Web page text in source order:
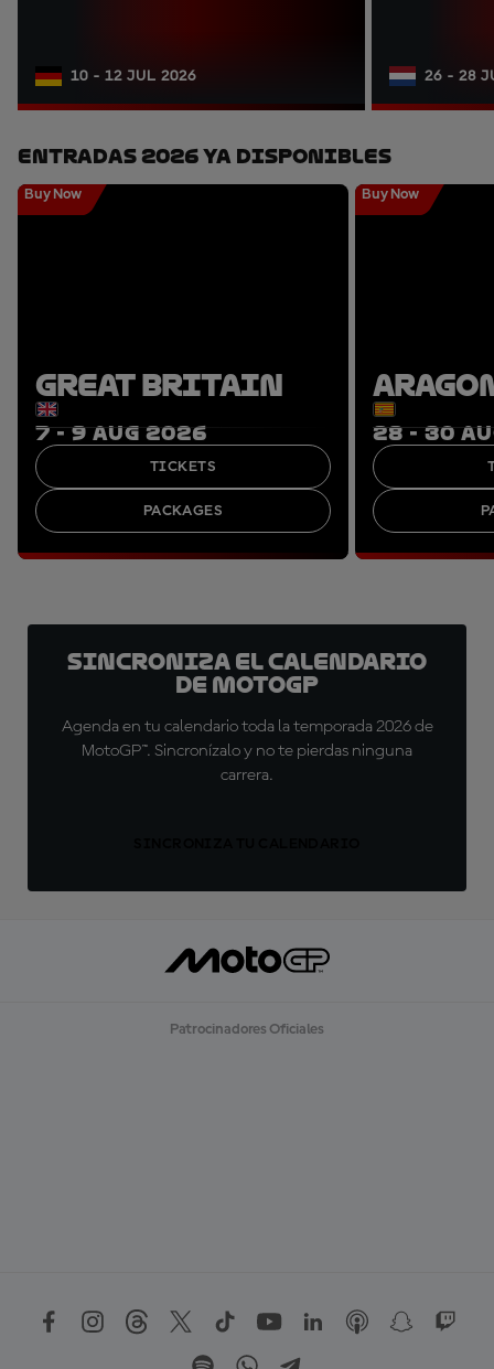
10 - 12 JUL 2026 26 - 28
Entradas 2026 Ya Disponibles
Buy Now
GREAT BRITAIN
7 - 9 AUG 2026
TICKETS
PACKAGES
Buy Now
28 - 30
Sincroniza el calendario
de MotoGP
Agenda en tu calendario toda la temporada 2026 de
MotoGP™. Sincronízalo y no te pierdas ninguna
carrera.
Patrocinadores Oficiales